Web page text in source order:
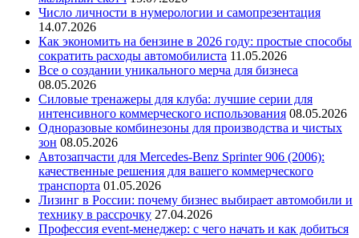
Число личности в нумерологии и самопрезентация
14.07.2026
Как экономить на бензине в 2026 году: простые способы
сократить расходы автомобилиста 11.05.2026
Все о создании уникального мерча для бизнеса
08.05.2026
Силовые тренажеры для клуба: лучшие серии для
интенсивного коммерческого использования 08.05.2026
Одноразовые комбинезоны для производства и чистых
зон 08.05.2026
Автозапчасти для Mercedes-Benz Sprinter 906 (2006):
качественные решения для вашего коммерческого
транспорта 01.05.2026
Лизинг в России: почему бизнес выбирает автомобили и
технику в рассрочку 27.04.2026
Профессия event-менеджер: с чего начать и как добиться